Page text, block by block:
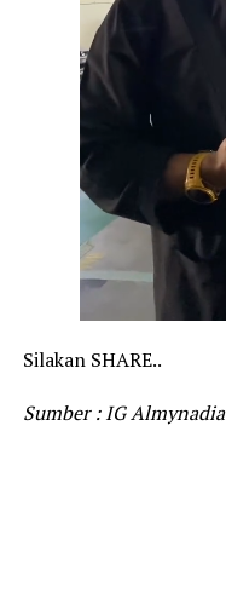
Silakan SHARE..
Sumber : IG Almynadia